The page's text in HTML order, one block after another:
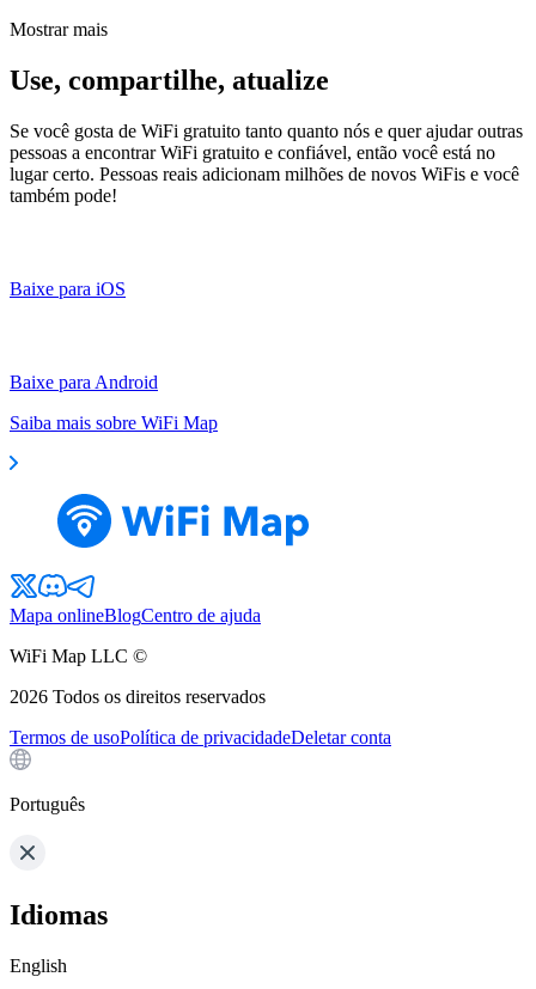
Mostrar mais
Use, compartilhe, atualize
Se você gosta de WiFi gratuito tanto quanto nós e quer ajudar outras
pessoas a encontrar WiFi gratuito e confiável, então você está no
lugar certo. Pessoas reais adicionam milhões de novos WiFis e você
também pode!
Baixe para iOS
Baixe para Android
Saiba mais sobre WiFi Map
Mapa onlineBlogCentro de ajuda
WiFi Map LLC ©
2026 Todos os direitos reservados
Termos de usoPolítica de privacidadeDeletar conta
Português
Idiomas
English